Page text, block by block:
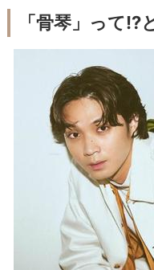
「骨琴」って!?